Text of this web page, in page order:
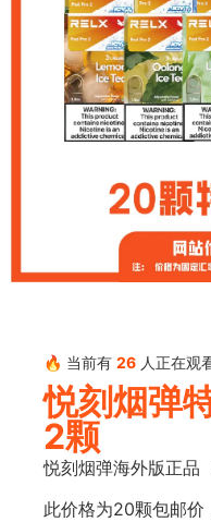
🔥 当前有 26 人正在观
悦刻烟弹
2颗
悦刻烟弹海外版正品
此价格为20颗包邮价